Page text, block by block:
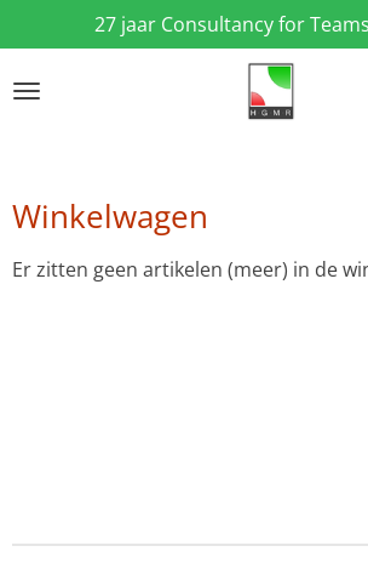
direct
naar
27 jaar Consultancy for
Winkelwagen
Er zitten geen artikelen (meer) in de